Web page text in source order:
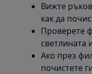
Вижте
как да
Проверете
светлината
Ако през
почистете